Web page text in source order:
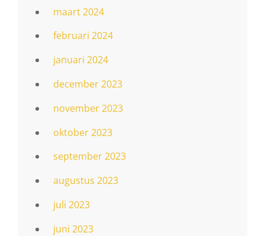
maart 2024
februari 2024
januari 2024
december 2023
november 2023
oktober 2023
september 2023
augustus 2023
juli 2023
juni 2023